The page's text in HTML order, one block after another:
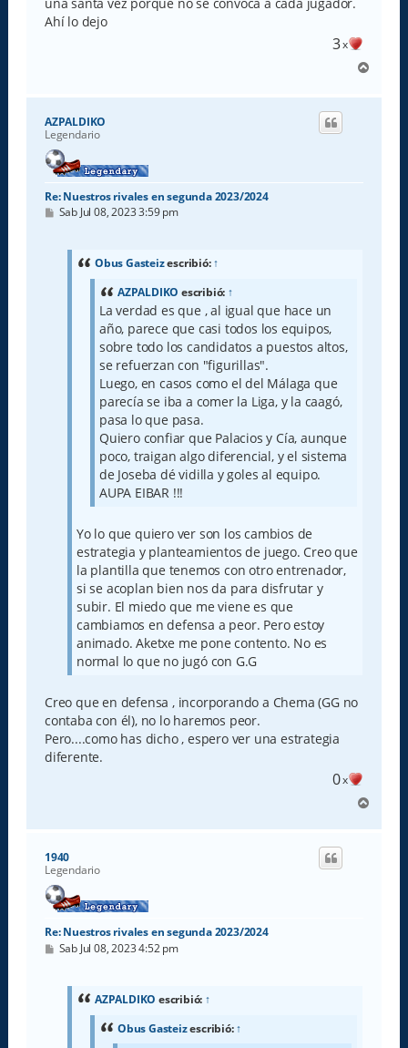
Ahí lo dejo
3x
r
AZPALDIKO
Legendario
Re: Nuestros rivales en segunda 2023/2024
M
Sab Jul 08, 2023 3:59 pm
Obus Gasteizescribió:↑
AZPALDIKO escribió: ↑
La verdad es que , al igual que hace un
año, parece que casi todos los equipos,
sobre todo los candidatos a puestos altos,
se refuerzan con "figurillas".
Luego, en casos como el del Málaga que
parecía se iba a comer la Liga, y la caagó,
pasa lo que pasa.
Quiero confiar que Palacios y Cía, aunque
poco, traigan algo diferencial, y el sistema
de Joseba dé vidilla y goles al equipo.
AUPA EIBAR !!!
Yo lo que quiero ver son los cambios de
estrategia y planteamientos de juego. Creo que
la plantilla que tenemos con otro entrenador,
si se acoplan bien nos da para disfrutar y
subir. El miedo que me viene es que
cambiamos en defensa a peor. Pero estoy
animado. Aketxe me pone contento. No es
normal lo que no jugó con G.G
Creo que en defensa , incorporando a Chema (GG no
contaba con él), no lo haremos peor.
Pero....como has dicho , espero ver una estrategia
diferente.
0x
r
1940
Legendario
Re: Nuestros rivales en segunda 2023/2024
M
Sab Jul 08, 2023 4:52 pm
AZPALDIKO escribió: ↑
Obus Gasteizescribió:↑